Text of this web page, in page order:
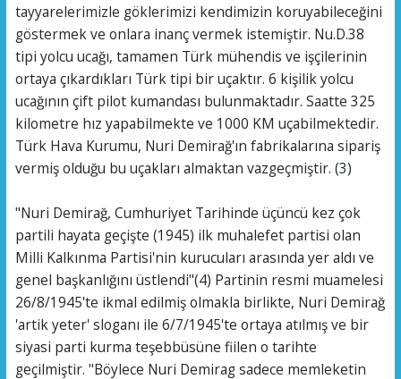
tayyarelerimizle göklerimizi kendimizin koruyabileceğini
göstermek ve onlara inanç vermek istemiştir. Nu.D.38
tipi yolcu ucağı, tamamen Türk mühendis ve işçilerinin
ortaya çıkardıkları Türk tipi bir uçaktır. 6 kişilik yolcu
ucağının çift pilot kumandası bulunmaktadır. Saatte 325
kilometre hız yapabilmekte ve 1000 KM uçabilmektedir.
Türk Hava Kurumu, Nuri Demirağ'ın fabrikalarına sipariş
vermiş olduğu bu uçakları almaktan vazgeçmiştir. (3)
"Nuri Demirağ, Cumhuriyet Tarihinde üçüncü kez çok
partili hayata geçişte (1945) ilk muhalefet partisi olan
Milli Kalkınma Partisi'nin kurucuları arasında yer aldı ve
genel başkanlığını üstlendi"(4) Partinin resmi muamelesi
26/8/1945'te ikmal edilmiş olmakla birlikte, Nuri Demirağ
'artik yeter' sloganı ile 6/7/1945'te ortaya atılmış ve bir
siyasi parti kurma teşebbüsüne fiilen o tarihte
geçilmiştir. "Böylece Nuri Demirag sadece memleketin